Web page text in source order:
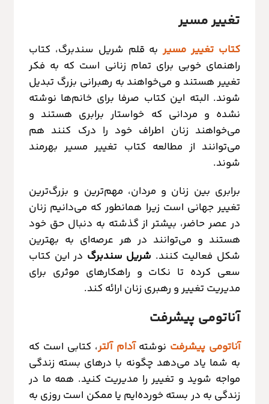
تغییر مسیر
کتاب تغییر مسیربه قلم شریل سندبرگ، کتاب
راهنمای خوبی برای تمام زنانی است که به فکر
تغییر هستند و می‌خواهند به رهبرانی بزرگ تبدیل
شوند. البته این کتاب صرفا برای خانم‌ها نوشته
نشده و مردانی که خواستار برابری هستند و
می‌خواهند زنان اطراف خود را درک کنند هم
می‌توانند از مطالعه کتاب تغییر مسیر بهرمند
شوند.
برابری بین زنان و مردان، مهم‌ترین و بزرگ‌ترین
تغییر جهانی است زیرا همانطور که می‌دانیم زنان
در عصر حاضر، بیشتر از گذشته به دنبال حق خود
هستند و می‌توانند در هر عرصه‌ای به بهترین
شکل فعالیت کنند. شریل سندبرگ در این کتاب
سعی کرده تا نکات و راهکارهای موثری برای
مدیریت تغییر و رهبری زنان ارائه کند.
آناتومی پیشرفت
آناتومی پیشرفت نوشتهآدام آلتر، کتابی است که
به شما یاد می‌دهد چگونه با درهای بسته زندگی
مواجه شوید و تغییر را مدیریت کنید. همه ما در
زندگی به در بسته خورده‌ایم یا ممکن است روزی به